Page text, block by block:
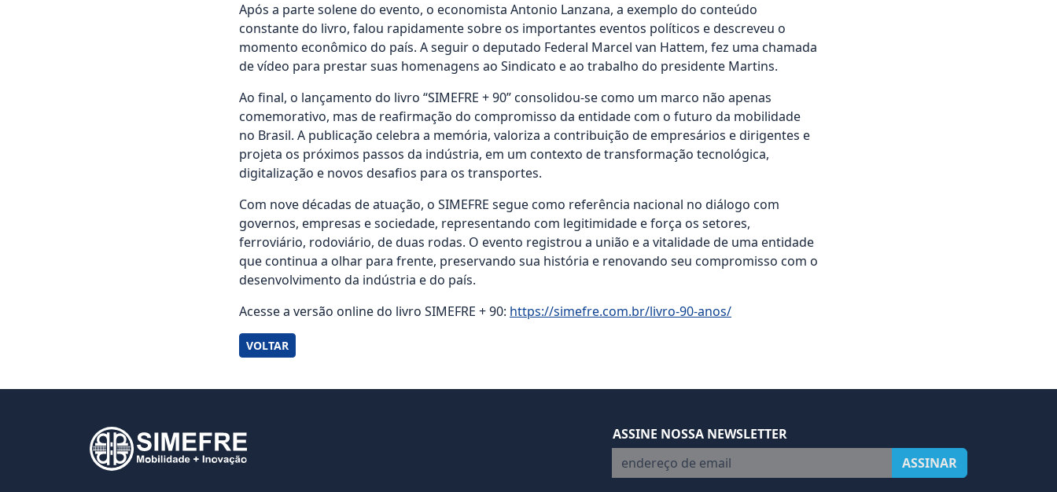
Após a parte solene do evento, o economista Antonio Lanzana, a exemplo do conteúdo
constante do livro, falou rapidamente sobre os importantes eventos políticos e descreveu o
momento econômico do país. A seguir o deputado Federal Marcel van Hattem, fez uma chamada
de vídeo para prestar suas homenagens ao Sindicato e ao trabalho do presidente Martins.
Ao final, o lançamento do livro “SIMEFRE + 90” consolidou-se como um marco não apenas
comemorativo, mas de reafirmação do compromisso da entidade com o futuro da mobilidade
no Brasil. A publicação celebra a memória, valoriza a contribuição de empresários e dirigentes e
projeta os próximos passos da indústria, em um contexto de transformação tecnológica,
digitalização e novos desafios para os transportes.
Com nove décadas de atuação, o SIMEFRE segue como referência nacional no diálogo com
governos, empresas e sociedade, representando com legitimidade e força os setores,
ferroviário, rodoviário, de duas rodas. O evento registrou a união e a vitalidade de uma entidade
que continua a olhar para frente, preservando sua história e renovando seu compromisso com o
desenvolvimento da indústria e do país.
Acesse a versão online do livro SIMEFRE + 90: https://simefre.com.br/livro-90-anos/
VOLTAR
ASSINE NOSSA NEWSLETTER
endereço de email
ASSINAR